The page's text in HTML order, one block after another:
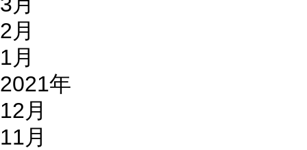
2月
1月
2021年
12月
11月